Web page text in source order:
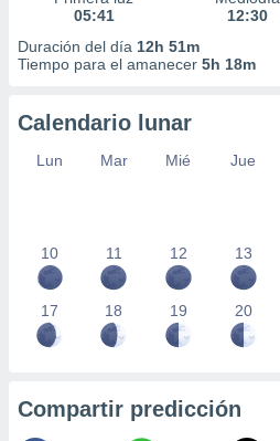
05:41
12:30
Duración del día 12h 51m
Tiempo para el amanecer 5h 18m
Calendario lunar
Lun Mar Mié Jue
10 11 12 13
17 18 19 20
Compartir predicción